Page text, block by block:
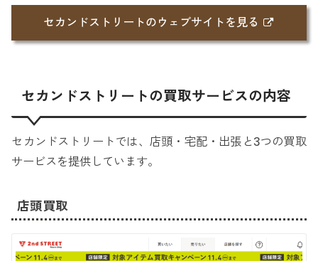
セカンドストリートのウェブサイトを見る
セカンドストリートの買取サービスの内容
セカンドストリートでは、店頭・宅配・出張と3つの買取
サービスを提供しています。
店頭買取